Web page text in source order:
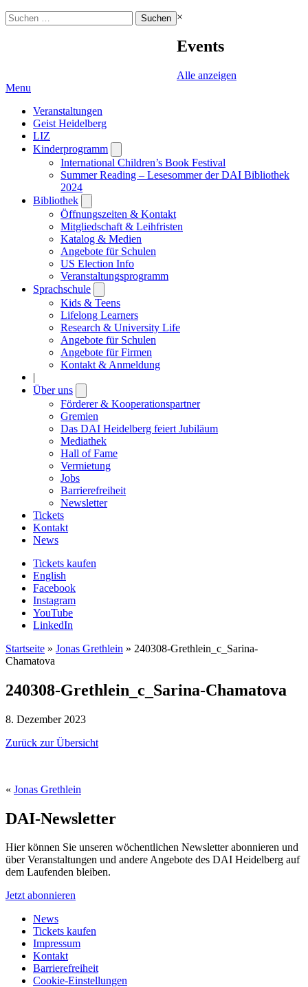
Suchen
nach:
×
Events
Alle anzeigen
Menu
Veranstaltungen
Geist Heidelberg
LIZ
Kinderprogramm
submenu
International Children’s Book Festival
Summer Reading – Lesesommer der DAI Bibliothek
2024
Bibliothek
submenu
Öffnungszeiten & Kontakt
Mitgliedschaft & Leihfristen
Katalog & Medien
Angebote für Schulen
US Election Info
Veranstaltungsprogramm
Sprachschule
submenu
Kids & Teens
Lifelong Learners
Research & University Life
Angebote für Schulen
Angebote für Firmen
Kontakt & Anmeldung
|
Über uns
submenu
Förderer & Kooperationspartner
Gremien
Das DAI Heidelberg feiert Jubiläum
Mediathek
Hall of Fame
Vermietung
Jobs
Barrierefreiheit
Newsletter
Tickets
Kontakt
News
Tickets kaufen
English
Facebook
Instagram
YouTube
LinkedIn
Startseite » Jonas Grethlein » 240308-Grethlein_c_Sarina-
Chamatova
240308-Grethlein_c_Sarina-Chamatova
8. Dezember 2023
Zurück zur Übersicht
« Jonas Grethlein
DAI-Newsletter
Hier können Sie unseren wöchentlichen Newsletter abonnieren und
über Veranstaltungen und andere Angebote des DAI Heidelberg auf
dem Laufenden bleiben.
Jetzt abonnieren
News
Tickets kaufen
Impressum
Kontakt
Barrierefreiheit
Cookie-Einstellungen